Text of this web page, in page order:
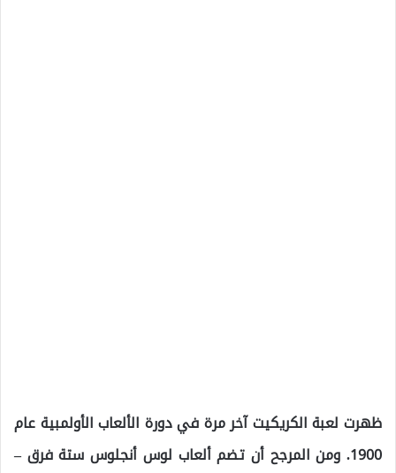
ظهرت لعبة الكريكيت آخر مرة في دورة الألعاب الأولمبية عام
1900. ومن المرجح أن تضم ألعاب لوس أنجلوس ستة فرق –